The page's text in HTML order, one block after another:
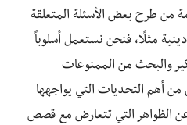
من طرح بعض الأسئلة المتعلقة
مثلًا، فنحن نستعمل أسلوباً
والبحث من الممنوعات
أهم التحديات التي يواجهها
الظواهر التي تتعارض مع قصص